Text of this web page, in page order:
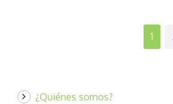
1
¿Quiénes somos?